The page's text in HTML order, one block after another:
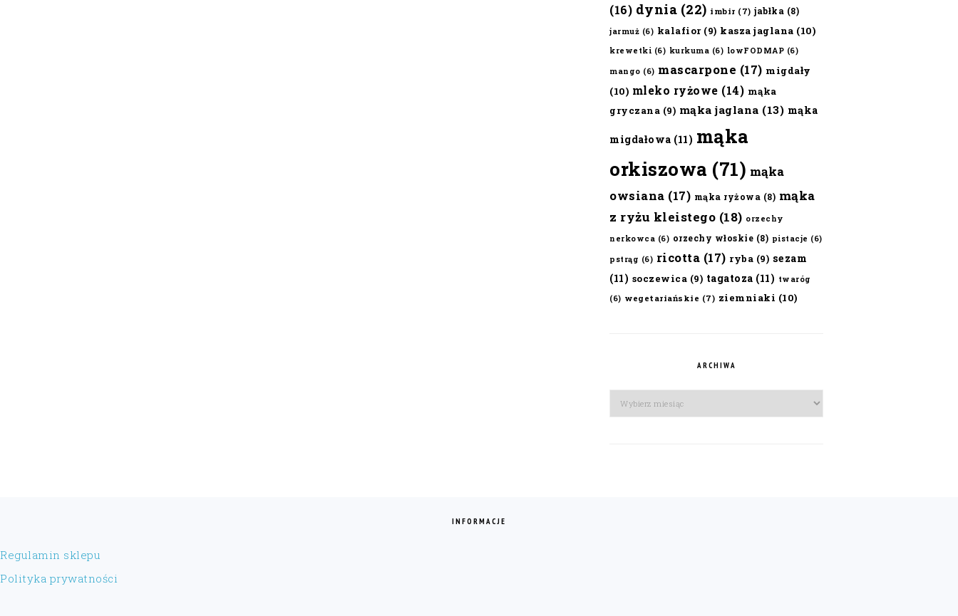
(16) dynia (22) imbir (7) jabłka (8)
jarmuż (6) kalafior(9) kasza jaglana (10)
krewetki (6) kurkuma (6) lowFODMAP (6)
mango (6) mascarpone (17) migdały
(10) mleko ryżowe (14) mąka
gryczana (9) mąka jaglana (13) mąka
migdałowa (11) mąka
orkiszowa (71) mąka
owsiana (17) mąka ryżowa (8) mąka
z ryżu kleistego (18) orzechy
nerkowca (6) orzechy włoskie (8) pistacje (6)
pstrąg (6) ricotta (17) ryba (9) sezam
(11) soczewica (9) tagatoza (11) twaróg
(6) wegetariańskie (7) ziemniaki (10)
ARCHIWA
Archiwa
INFORMACJE
Regulamin sklepu
Polityka prywatności